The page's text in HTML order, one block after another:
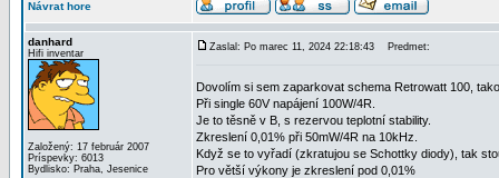
Návrat hore
danhard
Hifi inventar
Založený: 17 február 2007
Príspevky: 6013
Bydlisko: Praha, Jesenice
Zaslal: Po marec 11, 2024 22:18:43 Predmet:
Dovolím si sem zaparkovat schema Retrowatt 100,
Při single 60V napájení 100W/4R.
Je to těsně v B, s rezervou teplotní stability.
Zkreslení 0,01% při 50mW/4R na 10kHz.
Když se to vyřadí (zkratujou se Schottky diody), tak
Pro větší výkony je zkreslení pod 0,01%